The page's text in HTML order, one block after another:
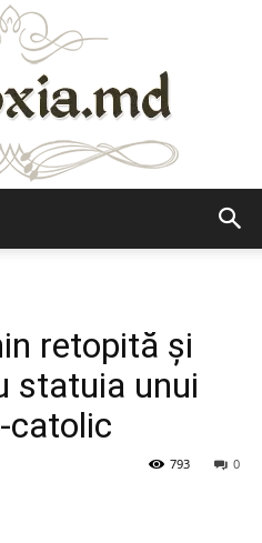
retopită şi
statuia unui
catolic
0
793